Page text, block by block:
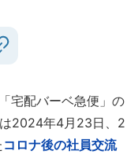
宅配バーベ急便」の
2024年4月23日、2
コロナ後の社員交流